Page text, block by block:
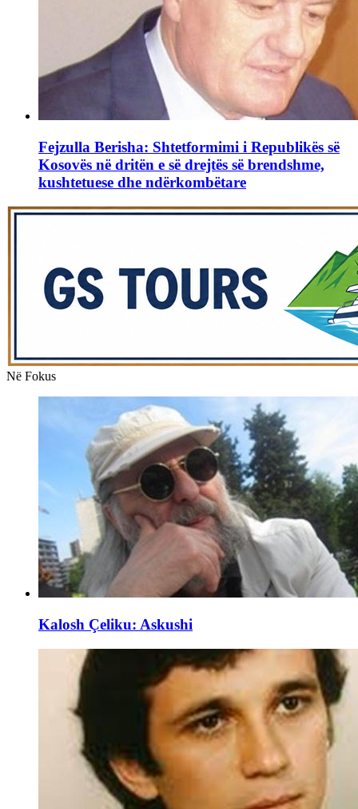
Fejzulla Berisha: Shtetformimi i Republikës së
Kosovës në dritën e së drejtës së brendshme,
kushtetuese dhe ndërkombëtare
Në Fokus
Kalosh Çeliku: Askushi